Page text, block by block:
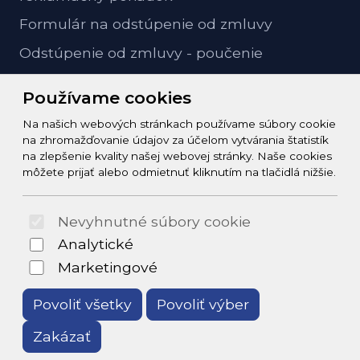
Používame cookies
Na našich webových stránkach používame súbory cookie
na zhromažďovanie údajov za účelom vytvárania štatistík
na zlepšenie kvality našej webovej stránky. Naše cookies
môžete prijať alebo odmietnuť kliknutím na tlačidlá nižšie.
Nevyhnutné súbory cookie
Analytické
Marketingové
Povoliť všetky
Povoliť výber
Zakázať
Formulár na odstúpenie od zmluvy
Odstúpenie od zmluvy - poučenie
Kontakt
info@zeleziarstvo-majster.sk
+421456812908
© 2026 Arrabella s.r.o., mayabella s.r.o., Všetky práva
Hosting: